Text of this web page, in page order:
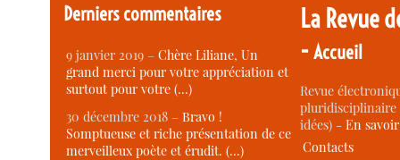
Derniers commentaires
9 janvier 2019 –Chère Liliane, Un
grand merci pour votre appréciation et
surtout pour votre (…)
30 décembre 2018 –Bravo !
Somptueuse et riche présentation de ce
merveilleux poète et érudit. (…)
La Revue
-Accueil
Revue
idées) -En
Contacts